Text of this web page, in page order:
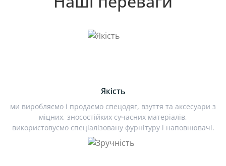
Якість
ми виробляємо і продаємо спецодяг, взуття та аксесуари з
міцних, зносостійких сучасних матеріалів,
використовуємо спеціалізовану фурнітуру і наповнювачі.